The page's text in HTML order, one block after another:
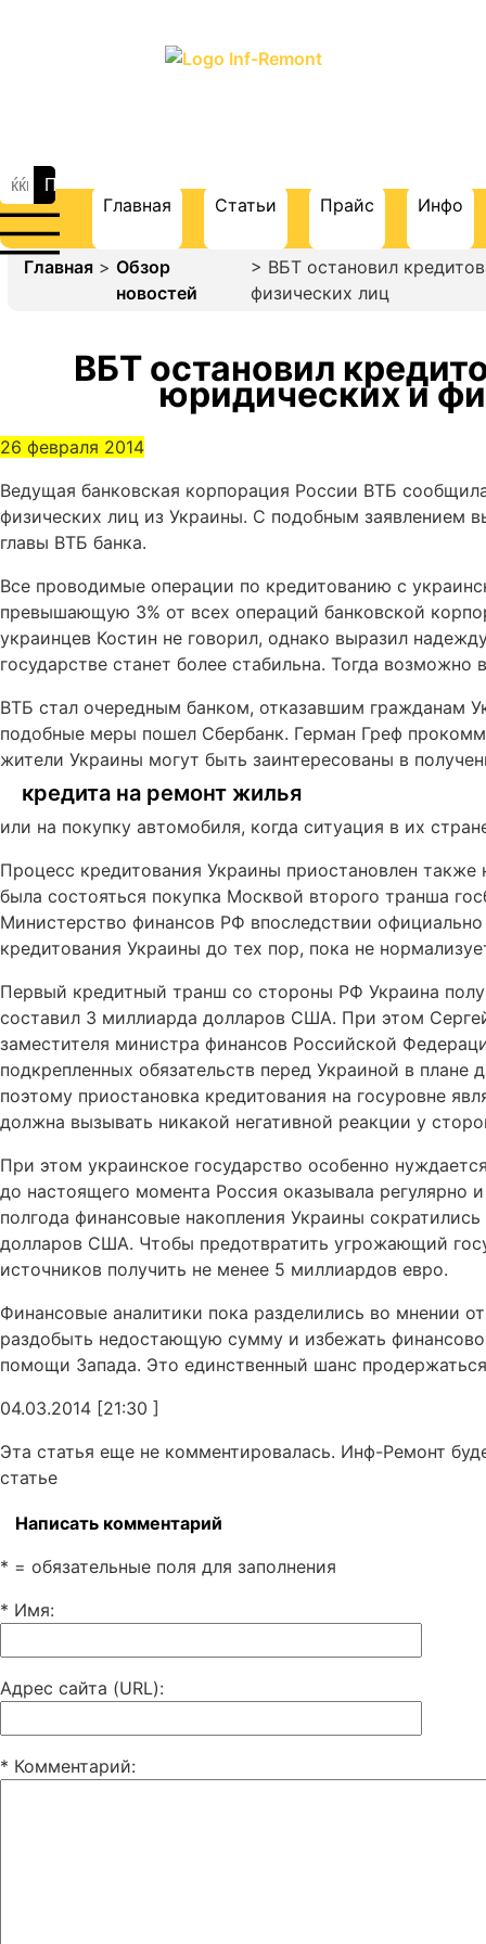
Главная Статьи Прайс Инфо
Главная > Обзор
новостей
> ВБТ остановил
физических лиц
ВБТ остановил
юридических и
26 февраля 2014
Ведущая банковская корпорация России ВТБ
физических лиц из Украины. С подобным заявлением
главы ВТБ банка.
Все проводимые операции по кредитованию с
превышающую 3% от всех операций банковской
украинцев Костин не говорил, однако выразил
государстве станет более стабильна. Тогда
ВТБ стал очередным банком, отказавшим гражданам
подобные меры пошел Сбербанк. Герман Греф
жители Украины могут быть заинтересованы в
кредита на ремонт жилья
или на покупку автомобиля, когда ситуация в их
Процесс кредитования Украины приостановлен
была состояться покупка Москвой второго транша
Министерство финансов РФ впоследствии
кредитования Украины до тех пор, пока не
Первый кредитный транш со стороны РФ Украина
составил 3 миллиарда долларов США. При этом
заместителя министра финансов Российской
подкрепленных обязательств перед Украиной в плане
поэтому приостановка кредитования на госуровне
должна вызывать никакой негативной реакции у
При этом украинское государство особенно
до настоящего момента Россия оказывала регулярно
полгода финансовые накопления Украины
долларов США. Чтобы предотвратить угрожающий
источников получить не менее 5 миллиардов евро.
Финансовые аналитики пока разделились во мнении
раздобыть недостающую сумму и избежать
помощи Запада. Это единственный шанс
04.03.2014 [21:30 ]
Эта статья еще не комментировалась. Инф-Ремонт
статье
Написать комментарий
* = обязательные поля для заполнения
* Имя:
Адрес сайта (URL):
* Комментарий: